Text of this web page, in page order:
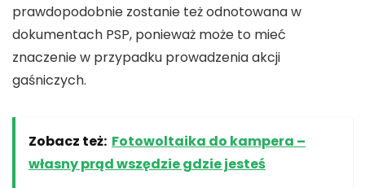
prawdopodobnie zostanie też odnotowana w
dokumentach PSP, ponieważ może to mieć
znaczenie w przypadku prowadzenia akcji
gaśniczych.
Zobacz też: Fotowoltaika do kampera –
własny prąd wszędzie gdzie jesteś